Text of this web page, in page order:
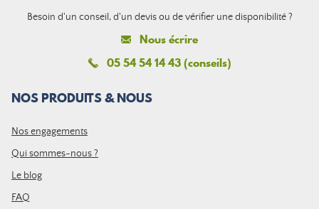
Besoin d'un conseil, d'un devis ou de vérifier une disponibilité ?
Nous écrire
05 54 54 14 43 (conseils)
NOS PRODUITS & NOUS
Nos engagements
Qui sommes-nous ?
Le blog
FAQ